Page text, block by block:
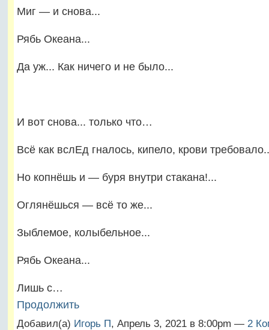
Миг — и снова...
Рябь Океана...
Да уж... Как ничего и не было...
И вот снова... только что…
Всё как вслЕд гналось, кипело, крови
Но копнёшь и — буря внутри стакана!...
Оглянёшься — всё то же...
Зыблемое, колыбельное...
Рябь Океана...
Лишь с…
Продолжить
Добавил(а) Игорь П, Апрель 3, 2021 в 8:00pm — 2